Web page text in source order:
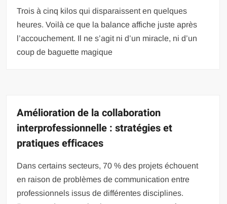
Trois à cinq kilos qui disparaissent en quelques
heures. Voilà ce que la balance affiche juste après
l’accouchement. Il ne s’agit ni d’un miracle, ni d’un
coup de baguette magique
Amélioration de la collaboration
interprofessionnelle : stratégies et
pratiques efficaces
Dans certains secteurs, 70 % des projets échouent
en raison de problèmes de communication entre
professionnels issus de différentes disciplines.